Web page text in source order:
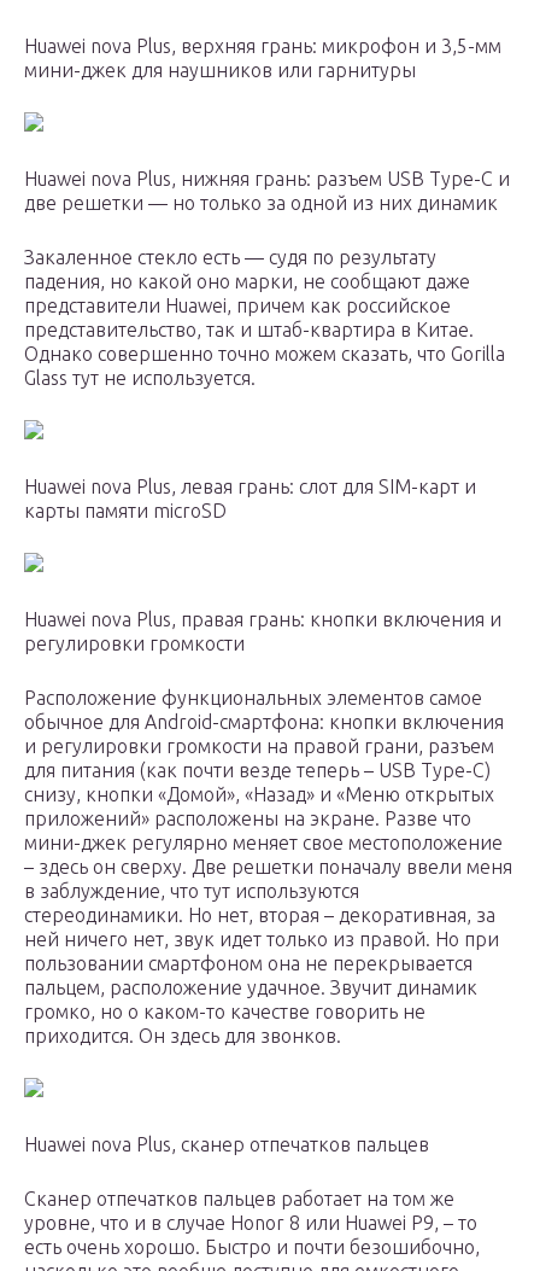
Huawei nova Plus, верхняя грань: микрофон и 3,5-мм
мини-джек для наушников или гарнитуры
Huawei nova Plus, нижняя грань: разъем USB Type-C и
две решетки — но только за одной из них динамик
Закаленное стекло есть — судя по результату
падения, но какой оно марки, не сообщают даже
представители Huawei, причем как российское
представительство, так и штаб-квартира в Китае.
Однако совершенно точно можем сказать, что Gorilla
Glass тут не используется.
Huawei nova Plus, левая грань: слот для SIM-карт и
карты памяти microSD
Huawei nova Plus, правая грань: кнопки включения и
регулировки громкости
Расположение функциональных элементов самое
обычное для Android-смартфона: кнопки включения
и регулировки громкости на правой грани, разъем
для питания (как почти везде теперь – USB Type-C)
снизу, кнопки «Домой», «Назад» и «Меню открытых
приложений» расположены на экране. Разве что
мини-джек регулярно меняет свое местоположение
– здесь он сверху. Две решетки поначалу ввели меня
в заблуждение, что тут используются
стереодинамики. Но нет, вторая – декоративная, за
ней ничего нет, звук идет только из правой. Но при
пользовании смартфоном она не перекрывается
пальцем, расположение удачное. Звучит динамик
громко, но о каком-то качестве говорить не
приходится. Он здесь для звонков.
Huawei nova Plus, сканер отпечатков пальцев
Сканер отпечатков пальцев работает на том же
уровне, что и в случае Honor 8 или Huawei P9, – то
есть очень хорошо. Быстро и почти безошибочно,